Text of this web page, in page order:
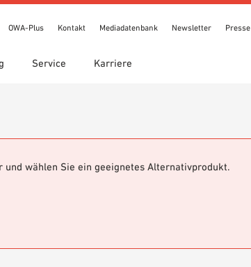
OWA-Plus Kontakt Mediadatenbank Newsletter Presse
Service Karriere
wählen Sie ein geeignetes Alternativprodukt.